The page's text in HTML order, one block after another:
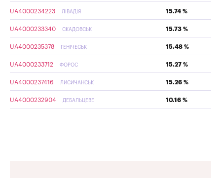
UA4000234223 ЛІВАДІЯ 15.74 %
UA4000233340 СКАДОВСЬК 15.73 %
UA4000235378 ГЕНІЧЕСЬК 15.48 %
UA4000233712 ФОРОС 15.27 %
UA4000237416 ЛИСИЧАНСЬК 15.26 %
UA4000232904 ДЕБАЛЬЦЕВЕ 10.16 %